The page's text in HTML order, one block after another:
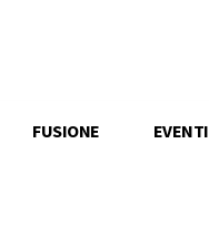
FUSIONE EVENTI